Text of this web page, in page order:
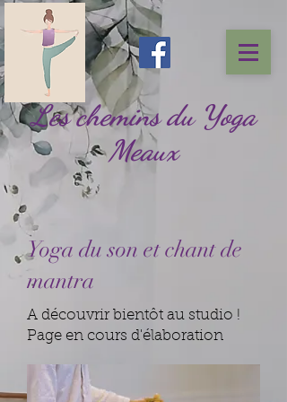
Les chemins du Yoga
Meaux
Yoga du son et chant de
mantra
A découvrir bientôt au studio !
Page en cours d'élaboration